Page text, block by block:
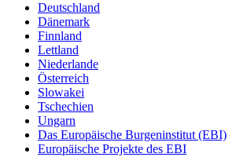
Deutschland
Dänemark
Finnland
Lettland
Niederlande
Österreich
Slowakei
Tschechien
Ungarn
Das Europäische Burgeninstitut (EBI)
Europäische Projekte des EBI